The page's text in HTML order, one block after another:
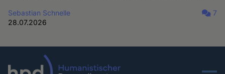
Sebastian Schnelle
28.07.2026
7